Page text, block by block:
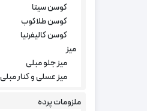
کوسن سیتا
کوسن طلاکوب
کوسن کالیفرنیا
میز
میز جلو مبلی
میز عسلی و کنار مبلی
ملزومات پرده